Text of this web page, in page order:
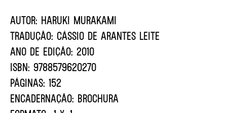
AUTOR: HARUKI MURAKAMI
TRADUÇÃO: CÁSSIO DE ARANTES LEITE
ANO DE EDIÇÃO: 2010
ISBN: 9788579620270
PÁGINAS: 152
ENCADERNAÇÃO: BROCHURA